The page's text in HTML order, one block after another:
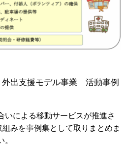
外出支援モデル事業 活動事例
による移動サービスが推進さ
みを事例集として取りまとめま